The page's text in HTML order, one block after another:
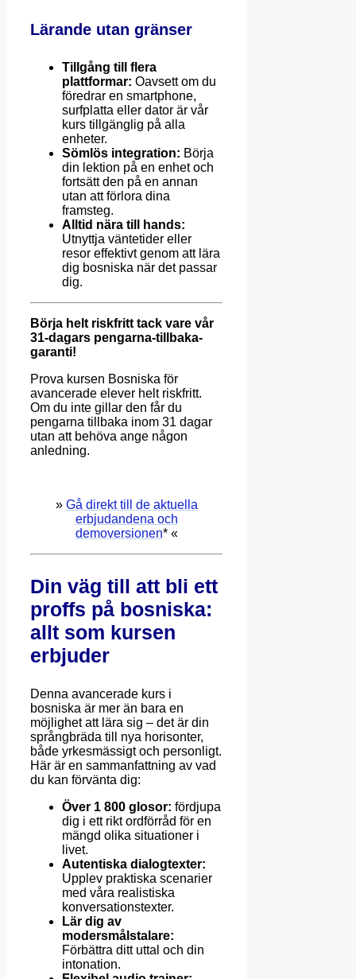
Lärande utan gränser
Tillgång till flera
plattformar: Oavsett om du
föredrar en smartphone,
surfplatta eller dator är vår
kurs tillgänglig på alla
enheter.
Sömlös integration: Börja
din lektion på en enhet och
fortsätt den på en annan
utan att förlora dina
framsteg.
Alltid nära till hands:
Utnyttja väntetider eller
resor effektivt genom att lära
dig bosniska när det passar
dig.
Börja helt riskfritt tack vare vår
31-dagars pengarna-tillbaka-
garanti!
Prova kursen Bosniska för
avancerade elever helt riskfritt.
Om du inte gillar den får du
pengarna tillbaka inom 31 dagar
utan att behöva ange någon
anledning.
» Gå direkt till de aktuella
erbjudandena och
demoversionen* «
Din väg till att bli ett
proffs på bosniska:
allt som kursen
erbjuder
Denna avancerade kurs i
bosniska är mer än bara en
möjlighet att lära sig – det är din
språngbräda till nya horisonter,
både yrkesmässigt och personligt.
Här är en sammanfattning av vad
du kan förvänta dig:
Över 1 800 glosor: fördjupa
dig i ett rikt ordförråd för en
mängd olika situationer i
livet.
Autentiska dialogtexter:
Upplev praktiska scenarier
med våra realistiska
konversationstexter.
Lär dig av
modersmålstalare:
Förbättra ditt uttal och din
intonation.